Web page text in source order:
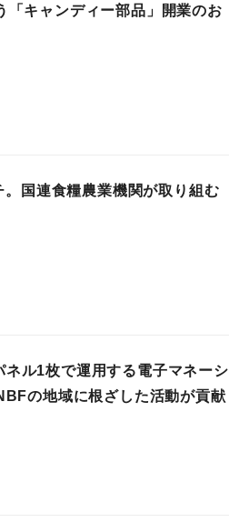
「キャンディー部品」開業のお
国連食糧農業機関が取り組む
ル1枚で運用する電子マネーシ
の地域に根ざした活動が貢献